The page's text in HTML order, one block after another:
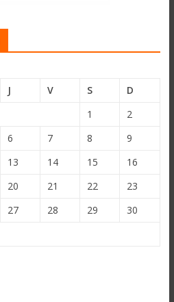
J V S
D
1
2
6 7 8
9
13 14 15
16
20 21 22
23
27 28 29
30